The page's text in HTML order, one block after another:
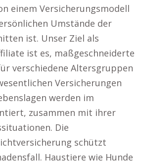
einem Versicherungsmodell
Umstände der
ist. Unser Ziel als
ist es, maßgeschneiderte
verschiedene Altersgruppen
Versicherungen
werden im
zusammen mit ihrer
Die
schützt
Haustiere wie Hunde